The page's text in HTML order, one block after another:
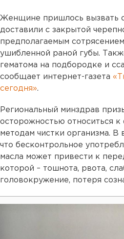
Женщине пришлось вызвать
доставили с закрытой
предполагаемым
ушибленной раной губы.
гематома на подбородке и
сообщает интернет-газета
сегодня».
Региональный минздрав
осторожностью относиться к
методам чистки организма. В
что бесконтрольное
масла может привести к
которой – тошнота, рвота,
головокружение, потеря